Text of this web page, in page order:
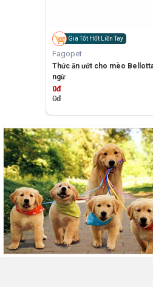
Giá Tốt Hốt Liền Tay
Fagopet
Thức ăn ướt cho mèo
ngừ
0đ
0đ